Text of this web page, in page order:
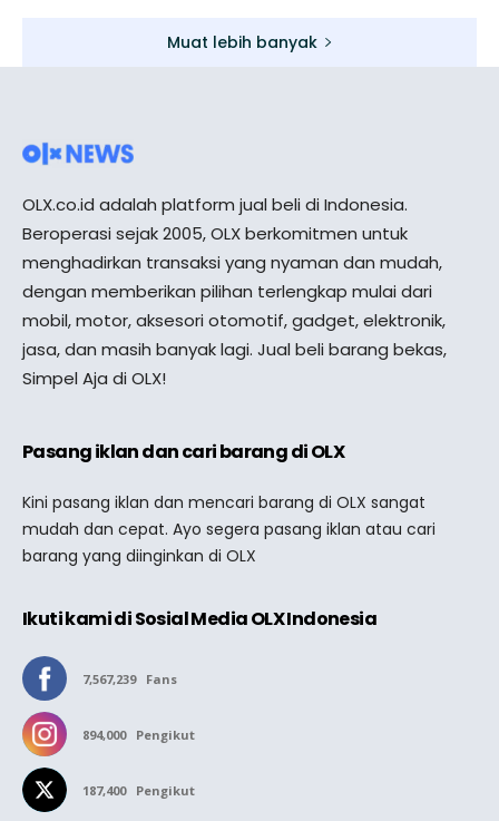
Muat lebih banyak
OLX.co.id adalah platform jual beli di Indonesia.
Beroperasi sejak 2005, OLX berkomitmen untuk
menghadirkan transaksi yang nyaman dan mudah,
dengan memberikan pilihan terlengkap mulai dari
mobil, motor, aksesori otomotif, gadget, elektronik,
jasa, dan masih banyak lagi. Jual beli barang bekas,
Simpel Aja di OLX!
Pasang iklan dan cari barang di OLX
Kini pasang iklan dan mencari barang di OLX sangat
mudah dan cepat. Ayo segera pasang iklan atau cari
barang yang diinginkan di OLX
Ikuti kami di Sosial Media OLX Indonesia
7,567,239 Fans
894,000 Pengikut
187,400 Pengikut